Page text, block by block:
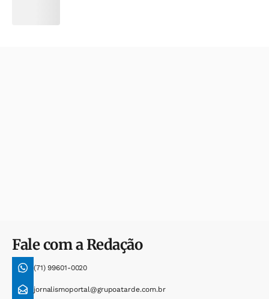
Fale com a Redação
(71) 99601-0020
jornalismoportal@grupoatarde.com.br